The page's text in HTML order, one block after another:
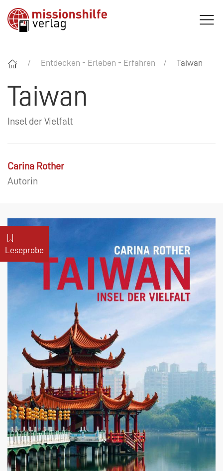
Entdecken - Erleben - Erfahren Taiwan
Taiwan
Insel der Vielfalt
Carina Rother
Autorin
Leseprobe